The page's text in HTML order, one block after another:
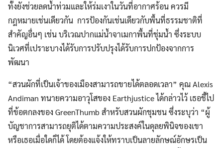
ทั้งยังช่วยลดน้ำท่วมและให้ร่มเงาในวันที่อากาศร้อน ควรมี
กฎหมายเช่นเดียวกัน การป้องกันเช่นเดียวกับพื้นที่ธรรมชาติที่
สำคัญอื่นๆ เช่น บริเวณปากแม่น้ำจาเมกาพื้นที่ชุ่มน้ำ ซึ่งระบบ
นิเวศที่เปราะบางได้รับการปรับปรุงได้รับการปกป้องจากการ
พัฒนา
“สวนผักที่เป็นเจ้าของเมืองสามารถขายได้ตลอดเวลา” คุณ Alexis
Andiman ทนายความอาวุโสของ Earthjustice ได้กล่าวไว้ เธอชี้ไป
ที่ข้อตกลงของ GreenThumb สำหรับสวนผักชุมชน ซึ่งระบุว่า “ผู้
บัญชาการสามารถยุติได้ตามความประสงค์ในดุลยพินิจของเขา
หรือเธอเมื่อใดก็ได้ โดยต้องแจ้งให้ทราบเป็นลายลักษณ์อักษรเป็น